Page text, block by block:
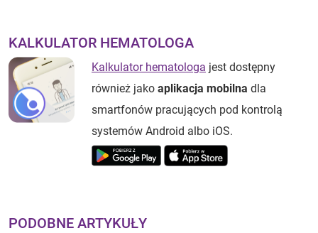
KALKULATOR HEMATOLOGA
Kalkulator hematologa jest dostępny
również jako aplikacja mobilna dla
smartfonów pracujących pod kontrolą
systemów Android albo iOS.
PODOBNE ARTYKUŁY